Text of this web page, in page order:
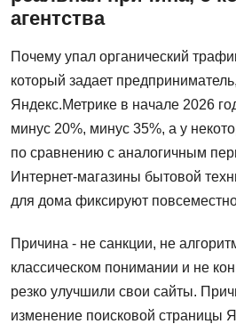
агентства
Почему упал органический
который задает
Яндекс.Метрике в начале 2026
минус 20%, минус 35%, а у
по сравнению с аналогичным
Интернет-магазины бытовой
для дома фиксируют
Причина - не санкции, не
классическом понимании и не
резко улучшили свои сайты.
изменение поисковой страницы